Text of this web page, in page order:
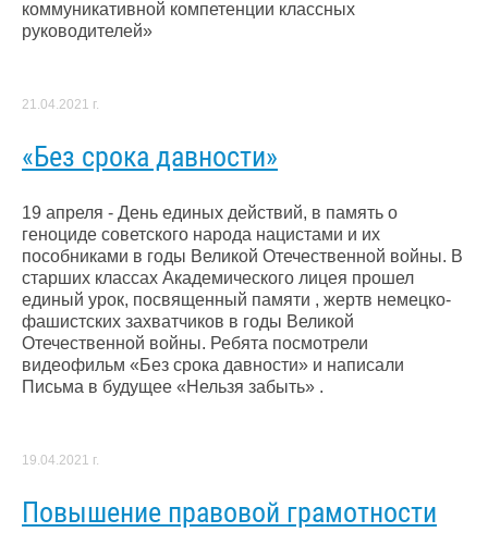
коммуникативной​ компетенции классных
руководителей»
21.04.2021 г.
«Без срока давности»
19 апреля - День единых действий, в память о
геноциде советского народа нацистами и их
пособниками в годы Великой Отечественной войны. В
старших классах Академического лицея прошел
единый урок, посвященный памяти , жертв немецко-
фашистских захватчиков в годы Великой
Отечественной войны. Ребята посмотрели
видеофильм «Без срока давности» и написали
Письма в будущее «Нельзя забыть» .
19.04.2021 г.
Повышение правовой грамотности